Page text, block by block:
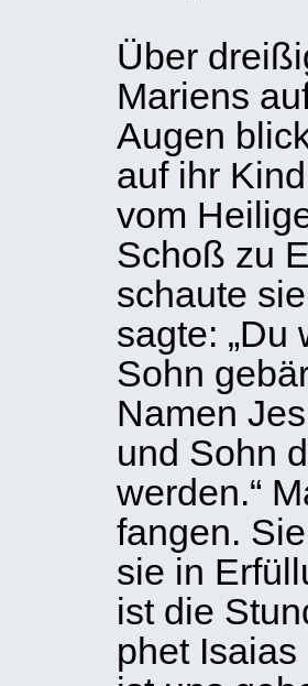
Über
Mari­ens
Augen
auf ihr
vom
Schoß zu
schaute
sagte: „Du
Sohn
Namen
und Sohn
wer­den.“
fan­gen.
sie in
ist die
phet Isaias